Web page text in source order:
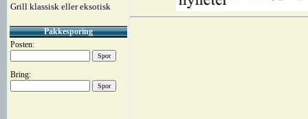
Grill klassisk eller eksotisk
Pakkesporing
Posten:
Bring: